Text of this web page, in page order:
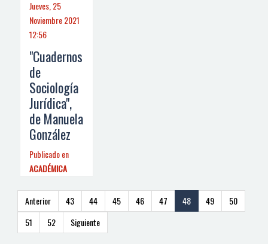
Jueves, 25
Noviembre 2021
12:56
"Cuadernos
de
Sociología
Jurídica",
de Manuela
González
Publicado en
ACADÉMICA
Anterior 43 44 45 46 47 48 49
50
51
52 Siguiente